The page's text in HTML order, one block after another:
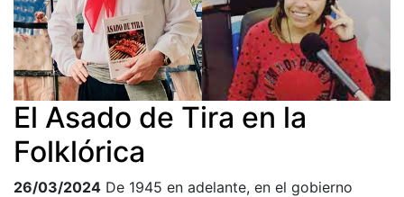
El Asado de Tira en la
Folklórica
26/03/2024 De 1945 en adelante, en el gobierno